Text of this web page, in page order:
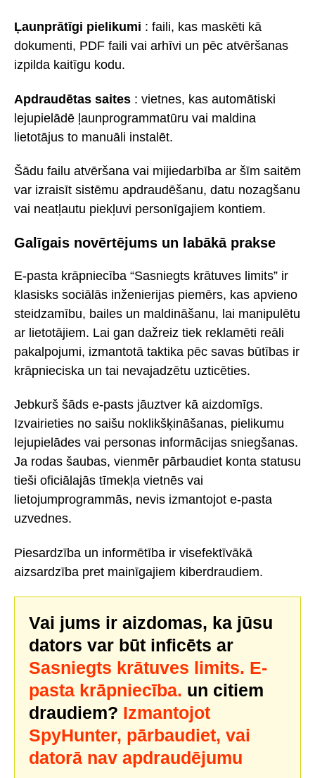
Ļaunprātīgi pielikumi : faili, kas maskēti kā
dokumenti, PDF faili vai arhīvi un pēc atvēršanas
izpilda kaitīgu kodu.
Apdraudētas saites : vietnes, kas automātiski
lejupielādē ļaunprogrammatūru vai maldina
lietotājus to manuāli instalēt.
Šādu failu atvēršana vai mijiedarbība ar šīm saitēm
var izraisīt sistēmu apdraudēšanu, datu nozagšanu
vai neatļautu piekļuvi personīgajiem kontiem.
Galīgais novērtējums un labākā prakse
E-pasta krāpniecība “Sasniegts krātuves limits” ir
klasisks sociālās inženierijas piemērs, kas apvieno
steidzamību, bailes un maldināšanu, lai manipulētu
ar lietotājiem. Lai gan dažreiz tiek reklamēti reāli
pakalpojumi, izmantotā taktika pēc savas būtības ir
krāpnieciska un tai nevajadzētu uzticēties.
Jebkurš šāds e-pasts jāuztver kā aizdomīgs.
Izvairieties no saišu noklikšķināšanas, pielikumu
lejupielādes vai personas informācijas sniegšanas.
Ja rodas šaubas, vienmēr pārbaudiet konta statusu
tieši oficiālajās tīmekļa vietnēs vai
lietojumprogrammās, nevis izmantojot e-pasta
uzvednes.
Piesardzība un informētība ir visefektīvākā
aizsardzība pret mainīgajiem kiberdraudiem.
Vai jums ir aizdomas, ka jūsu
dators var būt inficēts ar
Sasniegts krātuves limits. E-
pasta krāpniecība. un citiem
draudiem? Izmantojot
SpyHunter, pārbaudiet, vai
datorā nav apdraudējumu